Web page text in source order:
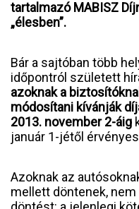
tartalmazó MABISZ
„élesben”.
Bár a sajtóban több
időpontról született
azoknak a
módosítani kívánják
2013. november 2-áig
január 1-jétől
Azoknak az
mellett döntenek,